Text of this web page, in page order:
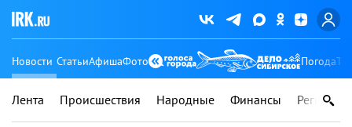
Новости СтатьиАфишаФото Погода
Лента Происшествия Народные Финансы Регионы